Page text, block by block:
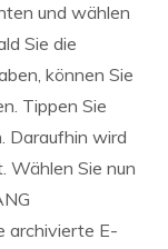
und wählen
Sie die
können Sie
Tippen Sie
Daraufhin wird
Wählen Sie nun
archivierte E-